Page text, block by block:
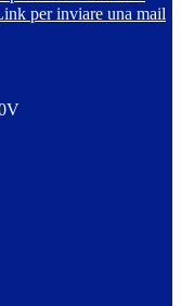
per inviare una mail